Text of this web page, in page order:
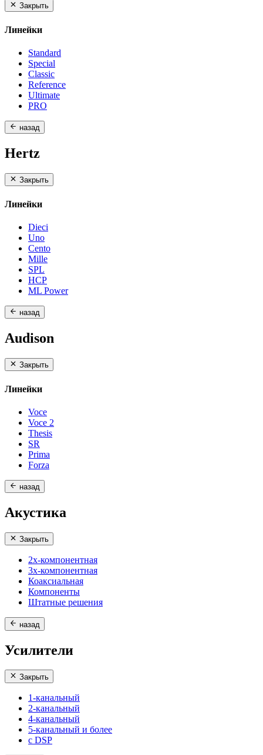
Закрыть
Линейки
Standard
Special
Classic
Reference
Ultimate
PRO
назад
Hertz
Закрыть
Линейки
Dieci
Uno
Cento
Mille
SPL
HCP
ML Power
назад
Audison
Закрыть
Линейки
Voce
Voce 2
Thesis
SR
Prima
Forza
назад
Акустика
Закрыть
2х-компонентная
3х-компонентная
Коаксиальная
Компоненты
Штатные решения
назад
Усилители
Закрыть
1-канальный
2-канальный
4-канальный
5-канальный и более
с DSP